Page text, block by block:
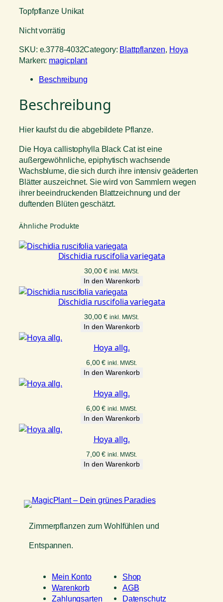
Topfpflanze Unikat
Nicht vorrätig
SKU: e.3778-4032Category: Blattpflanzen, Hoya
Marken: magicplant
Beschreibung
Beschreibung
Hier kaufst du die abgebildete Pflanze.
Die Hoya callistophylla Black Cat ist eine
außergewöhnliche, epiphytisch wachsende
Wachsblume, die sich durch ihre intensiv geäderten
Blätter auszeichnet. Sie wird von Sammlern wegen
ihrer beeindruckenden Blattzeichnung und der
duftenden Blüten geschätzt.
Ähnliche Produkte
Dischidia ruscifolia variegata
30,00€ inkl. MWSt.
In den Warenkorb
Dischidia ruscifolia variegata
30,00€ inkl. MWSt.
In den Warenkorb
Hoya allg.
6,00€ inkl. MWSt.
In den Warenkorb
Hoya allg.
6,00€ inkl. MWSt.
In den Warenkorb
Hoya allg.
7,00€ inkl. MWSt.
In den Warenkorb
Zimmerpflanzen zum Wohlfühlen und
Entspannen.
Mein Konto
Warenkorb
Zahlungsarten
Shop
AGB
Datenschutz